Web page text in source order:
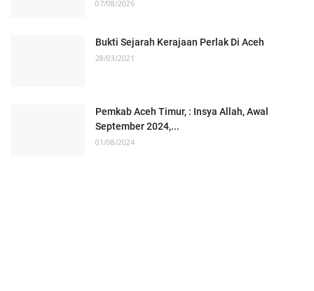
07/08/2026
Bukti Sejarah Kerajaan Perlak Di Aceh
28/03/2021
Pemkab Aceh Timur, : Insya Allah, Awal
September 2024,...
01/08/2024